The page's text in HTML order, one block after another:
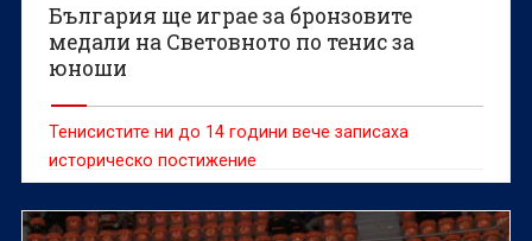
България ще играе за бронзовите
медали на Световното по тенис за
юноши
Тенисистите ни до 14 години вече записаха
историческо постижение